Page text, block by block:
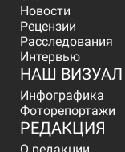
Новости
Рецензии
Расследования
Интервью
НАШ ВИЗУАЛ
Инфографика
Фоторепортажи
РЕДАКЦИЯ